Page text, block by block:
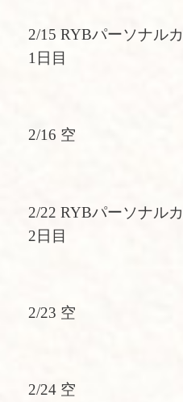
2/15 RYBパーソナル
1日目
2/16 空
2/22 RYBパーソナル
2日目
2/23 空
2/24 空